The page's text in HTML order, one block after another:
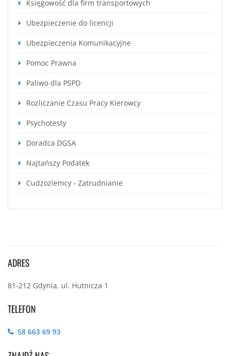
Księgowość dla firm transportowych
Ubezpieczenie do licencji
Ubezpieczenia Komunikacyjne
Pomoc Prawna
Paliwo dla PSPD
Rozliczanie Czasu Pracy Kierowcy
Psychotesty
Doradca DGSA
Najtańszy Podatek
Cudzoziemcy - Zatrudnianie
ADRES
81-212 Gdynia, ul. Hutnicza 1
TELEFON
58 663 69 93